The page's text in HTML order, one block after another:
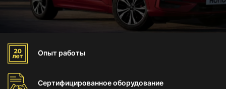
Опыт работы
Сертифицированноеоборудование